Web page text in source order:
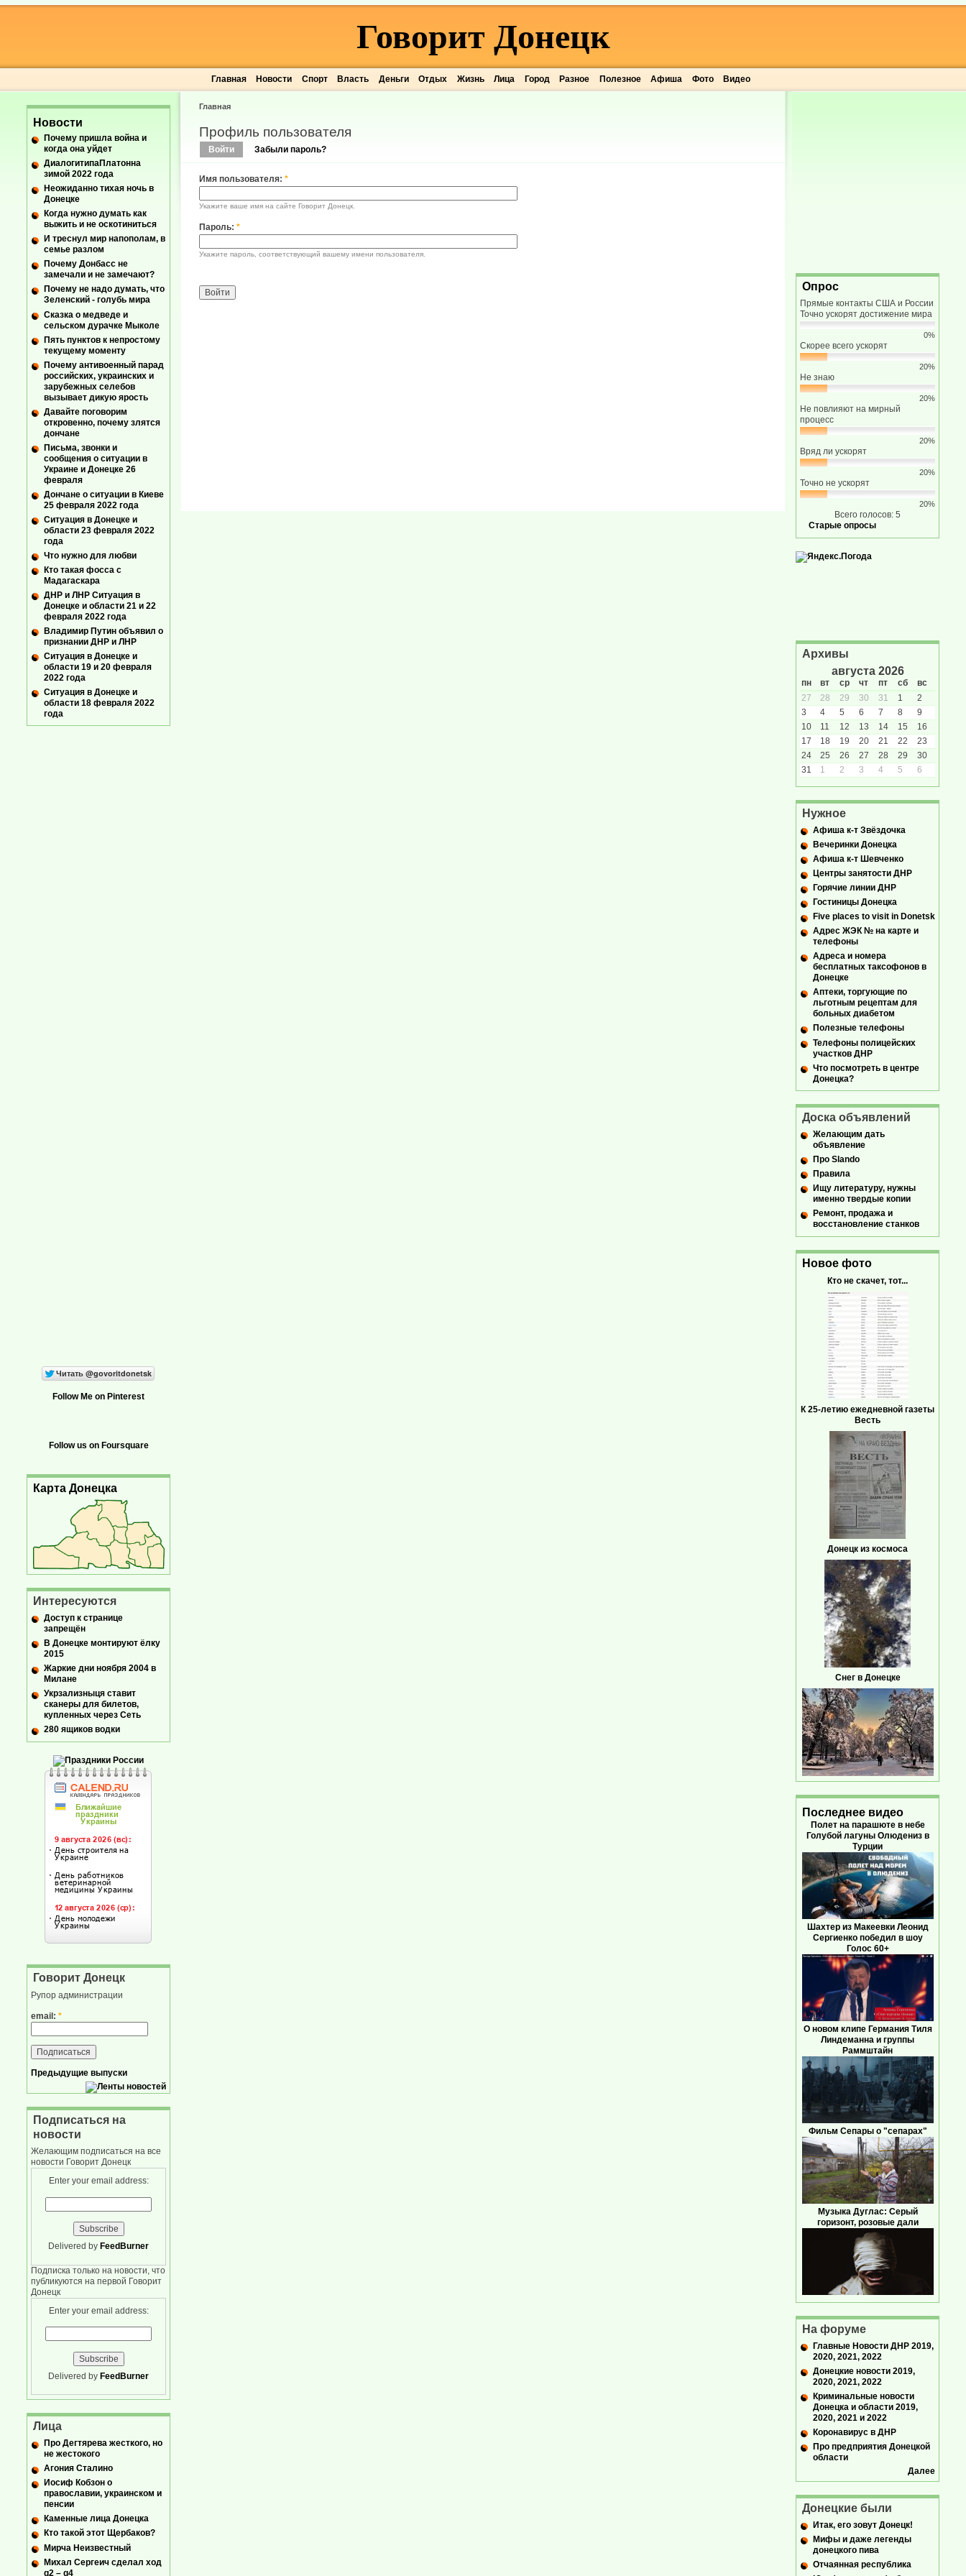
Главная Новости Спорт Власть Деньги Отдых Жизнь Лица Город Разное Полезное Афиша Фото Видео
Говорит Донецк
Главная
Профиль пользователя
Войти Забыли пароль?
Имя пользователя: *
Укажите ваше имя на сайте Говорит Донецк.
Пароль: *
Укажите пароль, соответствующий вашему имени пользователя.
Новости
Почему пришла война и
когда она уйдет
ДиалогитипаПлатонна
зимой 2022 года
Неожиданно тихая ночь в
Донецке
Когда нужно думать как
выжить и не оскотиниться
И треснул мир напополам, в
семье разлом
Почему Донбасс не
замечали и не замечают?
Почему не надо думать, что
Зеленский - голубь мира
Сказка о медведе и
сельском дурачке Мыколе
Пять пунктов к непростому
текущему моменту
Почему антивоенный парад
российских, украинских и
зарубежных селебов
вызывает дикую ярость
Давайте поговорим
откровенно, почему злятся
дончане
Письма, звонки и
сообщения о ситуации в
Украине и Донецке 26
февраля
Дончане о ситуации в Киеве
25 февраля 2022 года
Ситуация в Донецке и
области 23 февраля 2022
года
Что нужно для любви
Кто такая фосса с
Мадагаскара
ДНР и ЛНР Ситуация в
Донецке и области 21 и 22
февраля 2022 года
Владимир Путин объявил о
признании ДНР и ЛНР
Ситуация в Донецке и
области 19 и 20 февраля
2022 года
Ситуация в Донецке и
области 18 февраля 2022
года
Follow Me on Pinterest
Follow us on Foursquare
Карта Донецка
Интересуются
Доступ к странице
запрещён
В Донецке монтируют ёлку
2015
Жаркие дни ноября 2004 в
Милане
Укрзализныця ставит
сканеры для билетов,
купленных через Сеть
280 ящиков водки
Говорит Донецк
Рупор администрации
email: *
Предыдущие выпуски
Подписаться на
новости
Желающим подписаться на все
новости Говорит Донецк
Enter your email address:
Delivered by FeedBurner
Подписка только на новости, что
публикуются на первой Говорит
Донецк
Enter your email address:
Delivered by FeedBurner
Лица
Про Дегтярева жесткого, но
не жестокого
Агония Сталино
Иосиф Кобзон о
православии, украинском и
пенсии
Каменные лица Донецка
Кто такой этот Щербаков?
Мирча Неизвестный
Михал Сергеич сделал ход
g2 – g4
Опрос
Прямые контакты США и России
Точно ускорят достижение мира
0%
Скорее всего ускорят
20%
Не знаю
20%
Не повлияют на мирный
процесс
20%
Вряд ли ускорят
20%
Точно не ускорят
20%
Всего голосов: 5
Старые опросы
Архивы
августа 2026
пн вт ср чт пт сб
вс
27
28 29 30 31 1
2
3
4 5 6 7 8
9
10
11 12 13 14 15
16
17
18 19 20 21 22
23
24
25 26 27 28 29
30
31
1 2 3 4 5 6
Нужное
Афиша к-т Звёздочка
Вечеринки Донецка
Афиша к-т Шевченко
Центры занятости ДНР
Горячие линии ДНР
Гостиницы Донецка
Five places to visit in Donetsk
Адрес ЖЭК № на карте и
телефоны
Адреса и номера
бесплатных таксофонов в
Донецке
Аптеки, торгующие по
льготным рецептам для
больных диабетом
Полезные телефоны
Телефоны полицейских
участков ДНР
Что посмотреть в центре
Донецка?
Доска объявлений
Желающим дать
объявление
Про Slando
Правила
Ищу литературу, нужны
именно твердые копии
Ремонт, продажа и
восстановление станков
Новое фото
Кто не скачет, тот...
К 25-летию ежедневной газеты
Весть
Донецк из космоса
Снег в Донецке
Последнее видео
Полет на парашюте в небе
Голубой лагуны Олюдениз в
Турции
Шахтер из Макеевки Леонид
Сергиенко победил в шоу
Голос 60+
О новом клипе Германия Тиля
Линдеманна и группы
Раммштайн
Фильм Сепары о "сепарах"
Музыка Дуглас: Серый
горизонт, розовые дали
На форуме
Главные Новости ДНР 2019,
2020, 2021, 2022
Донецкие новости 2019,
2020, 2021, 2022
Криминальные новости
Донецка и области 2019,
2020, 2021 и 2022
Коронавирус в ДНР
Про предприятия Донецкой
области
Далее
Донецкие были
Итак, его зовут Донецк!
Мифы и даже легенды
донецкого пива
Отчаянная республика